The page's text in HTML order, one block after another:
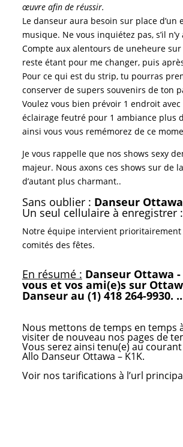
œuvre afin de réussir.
Le danseur aura besoin sur place
musique. Ne vous inquiétez pas, s’il
Compte aux alentours de uneheure
reste étant pour me changer, puis
Pour ce qui est du strip, tu pourras
conserver de supers souvenirs de ton
Voulez vous bien prévoir 1 endroit
éclairage feutré pour 1 ambiance plus
ainsi vous vous remémorez de ce
Je vous rappelle que nos shows sexy
majeur. Nous axons ces shows sur de
d’autant plus charmant..
Sans oublier : Danseur Ottawa
Un seul cellulaire à enregistrer :
Notre équipe intervient
comités des fêtes.
En résumé : Danseur Ottawa
vous et vos ami(e)s sur
Danseur au (1) 418 264-9930.
Nous mettons de temps en temps
visiter de nouveau nos pages de
Vous serez ainsi tenu(e) au
Allo Danseur Ottawa – K1K.
Voir nos tarifications à l’url